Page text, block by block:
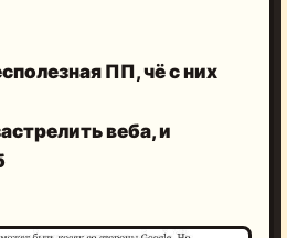
ПП, чё с них
веба, и